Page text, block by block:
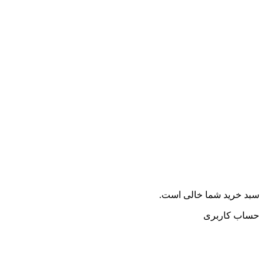
سبد خرید شما خالی است.
حساب کاربری